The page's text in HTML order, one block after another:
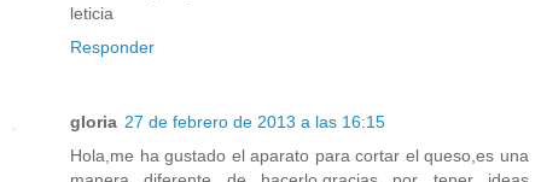
leticia
Responder
gloria 27 de febrero de 2013 a las 16:15
Hola,me ha gustado el aparato para cortar el queso,es una